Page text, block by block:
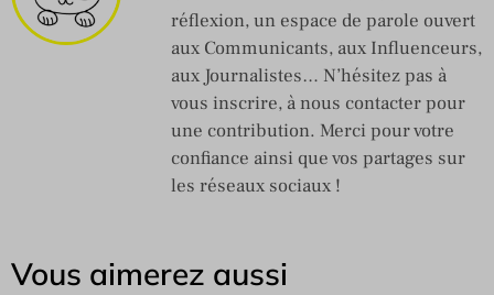
réflexion, un espace de parole ouvert
aux Communicants, aux Influenceurs,
aux Journalistes… N’hésitez pas à
vous inscrire, à nous contacter pour
une contribution. Merci pour votre
confiance ainsi que vos partages sur
les réseaux sociaux !
Vous aimerez aussi